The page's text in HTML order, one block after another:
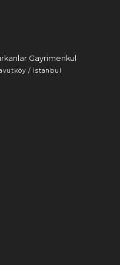
Gayrimenkul
/ İstanbul